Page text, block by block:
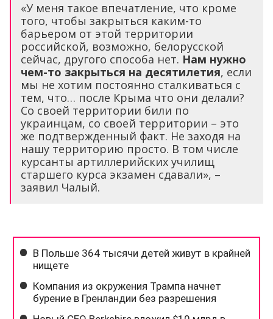
«У меня такое впечатление, что кроме
того, чтобы закрыться каким-то
барьером от этой территории
российской, возможно, белорусской
сейчас, другого способа нет. Нам нужно
чем-то закрыться на десятилетия, если
мы не хотим постоянно сталкиваться с
тем, что… после Крыма что они делали?
Со своей территории били по
украинцам, со своей территории – это
же подтвержденный факт. Не заходя на
нашу территорию просто. В том числе
курсанты артиллерийских училищ
старшего курса экзамен сдавали», –
заявил Чалый.